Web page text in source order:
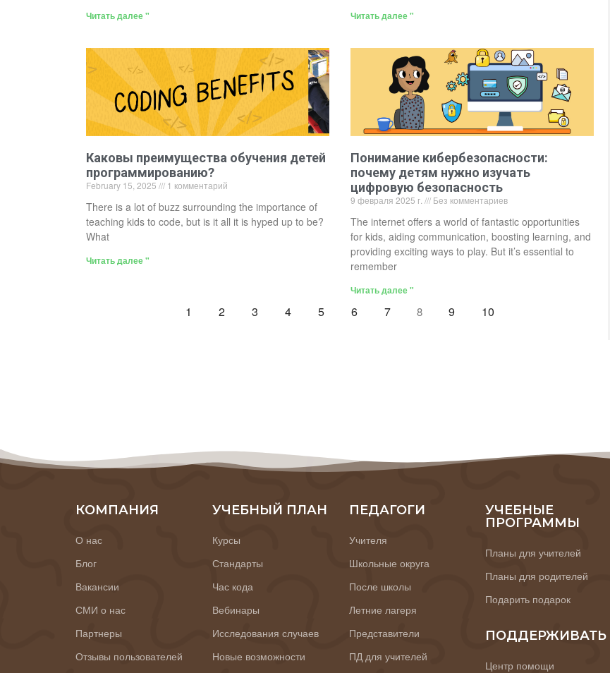
Читать далее " Читать далее "
Каковы преимущества обучения детей
программированию?
February 15, 2025 1 комментарий
There is a lot of buzz surrounding the importance of
teaching kids to code, but is it all it is hyped up to be?
What
Читать далее "
Понимание кибербезопасности:
почему детям нужно изучать
цифровую безопасность
9 февраля 2025 г. Без комментариев
The internet offers a world of fantastic opportunities
for kids, aiding communication, boosting learning, and
providing exciting ways to play. But it’s essential to
remember
Читать далее "
1 2 3 4 5 6 7 8 9 10
КОМПАНИЯ
О нас
Блог
Вакансии
СМИ о нас
Партнеры
Отзывы пользователей
УЧЕБНЫЙ ПЛАН
Курсы
Стандарты
Час кода
Вебинары
Исследования случаев
Новые возможности
ПЕДАГОГИ
Учителя
Школьные округа
После школы
Летние лагеря
Представители
ПД для учителей
УЧЕБНЫЕ
ПРОГРАММЫ
Планы для учителей
Планы для родителей
Подарить подарок
ПОДДЕРЖИВАТЬ
Центр помощи